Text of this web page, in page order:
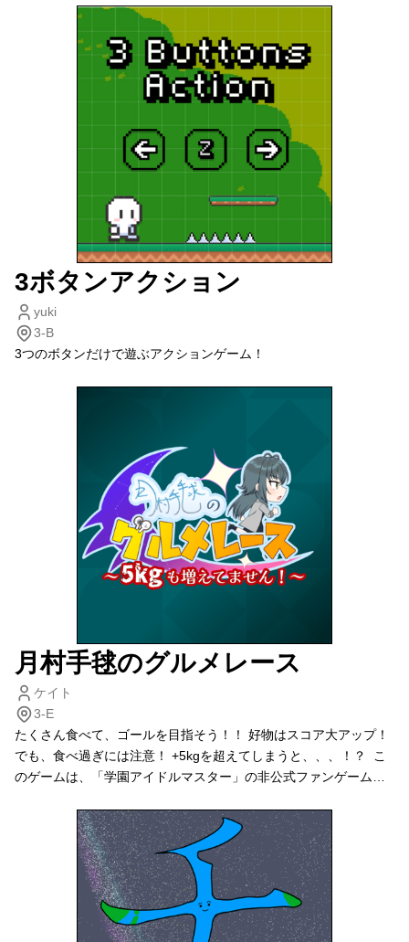
3ボタンアクション
yuki
3-B
3つのボタンだけで遊ぶアクションゲーム！
月村手毬のグルメレース
ケイト
3-E
たくさん食べて、ゴールを目指そう！！ 好物はスコア大アップ！
でも、食べ過ぎには注意！ +5kgを超えてしまうと、、、！？ こ
のゲームは、「学園アイドルマスター」の非公式ファンゲームで
くプレイしていただきたいです！！